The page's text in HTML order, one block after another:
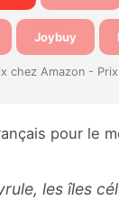
Joybuy
chez Amazon -
pour le
les îles